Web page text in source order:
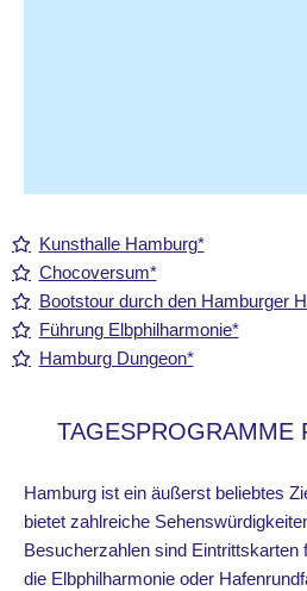
Kunsthalle Hamburg*
Chocoversum*
Bootstour durch den Hamburger
Führung Elbphilharmonie*
Hamburg Dungeon*
TAGESPROGRAMME
Hamburg ist ein äußerst beliebtes
bietet zahlreiche
Besucherzahlen sind Eintrittskarten
die Elbphilharmonie oder